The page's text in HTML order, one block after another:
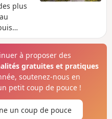
plus
Hague
les
Jobourg,
vue
de jolis
à proposer des
gratuites et pratiques
soutenez-nous en
petit coup de pouce !
un coup de pouce